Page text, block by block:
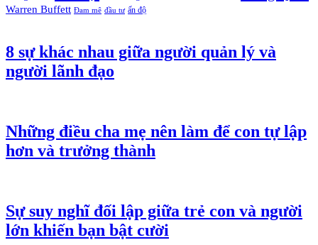
Warren Buffett Đam mê đầu tư ấn độ
8 sự khác nhau giữa người quản lý và
người lãnh đạo
Những điều cha mẹ nên làm để con tự lập
hơn và trưởng thành
Sự suy nghĩ đối lập giữa trẻ con và người
lớn khiến bạn bật cười